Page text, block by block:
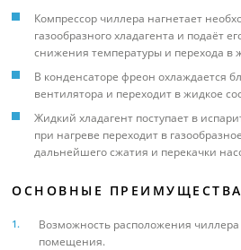
Компрессор чиллера нагнетает
газообразного хладагента и подаёт
снижения температуры и перехода в
В конденсаторе фреон охлаждается
вентилятора и переходит в жидкое
Жидкий хладагент поступает в
при нагреве переходит в
дальнейшего сжатия и перекачки
ОСНОВНЫЕ ПРЕИМУЩЕСТВА
Возможность расположения
помещения.